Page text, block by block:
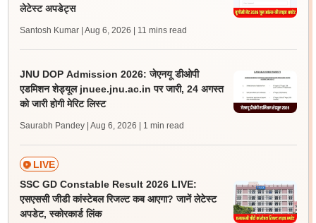
लेटेस्ट अपडेट्स
Santosh Kumar | Aug 6, 2026 | 11 mins read
JNU DOP Admission 2026: जेएनयू डीओपी
एडमिशन शेड्यूल jnuee.jnu.ac.in पर जारी, 24 अगस्त
को जारी होगी मेरिट लिस्ट
Saurabh Pandey | Aug 6, 2026 | 1 min read
LIVE
SSC GD Constable Result 2026 LIVE:
एसएससी जीडी कांस्टेबल रिजल्ट कब आएगा? जानें लेटेस्ट
अपडेट, स्कोरकार्ड लिंक